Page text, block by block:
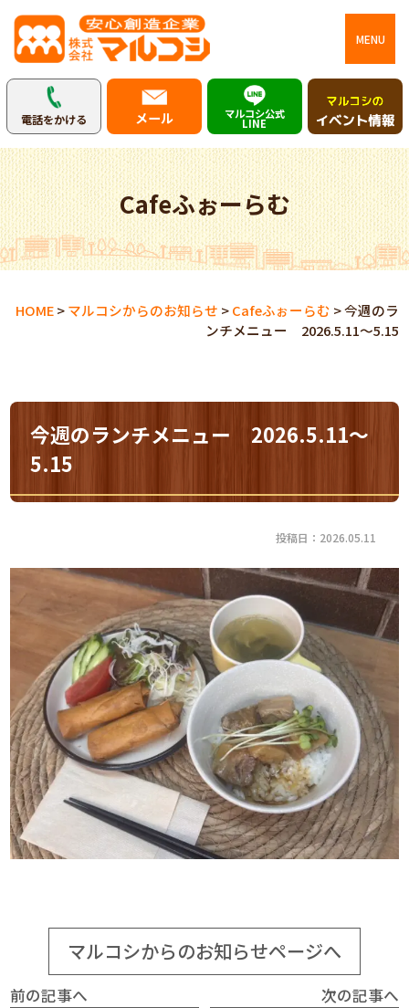
MENU
電話をかける メール マルコシ公式
LINE
Cafeふぉーらむ
HOME>マルコシからのお知らせ >Cafeふぉーらむ >今週のラ
ンチメニュー 2026.5.11～5.15
今週のランチメニュー 2026.5.11～
5.15
投稿日：2026.05.11
マルコシからのお知らせページへ
前の記事へ
次の記事へ